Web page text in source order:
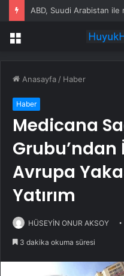
Menü
Anasayfa / Haber
Haber
Medicana
Avrupa
Yatırım
HÜSEYİN ONUR AKSOY
3 dakika okuma süresi